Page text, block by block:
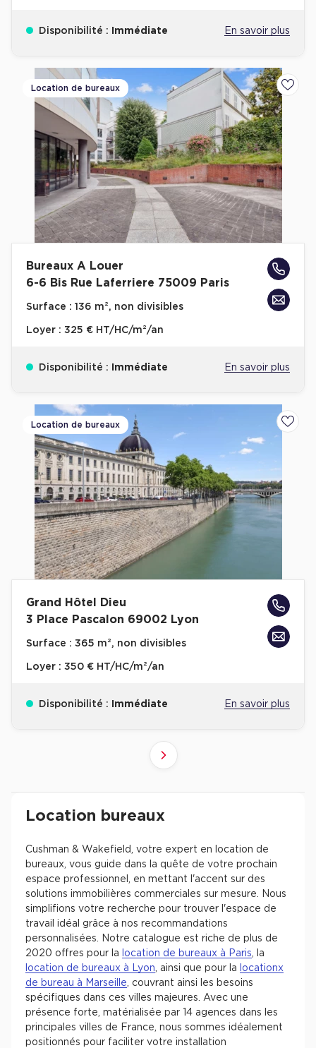
Disponibilité : Immédiate En savoir plus
Location de bureaux
Bureaux A Louer
6-6 Bis Rue Laferriere 75009 Paris
Surface : 136 m², non divisibles
Loyer : 325 € HT/HC/m²/an
Disponibilité : Immédiate En savoir plus
Location de bureaux
Grand Hôtel Dieu
3 Place Pascalon 69002 Lyon
Surface : 365 m², non divisibles
Loyer : 350 € HT/HC/m²/an
Disponibilité : Immédiate En savoir plus
Suivant
Revenir à l'accueil -
Location bureaux
Cushman & Wakefield, votre expert en location de
bureaux, vous guide dans la quête de votre prochain
espace professionnel, en mettant l'accent sur des
solutions immobilières commerciales sur mesure. Nous
simplifions votre recherche pour trouver l'espace de
travail idéal grâce à nos recommandations
personnalisées. Notre catalogue est riche de plus de
2020 offres pour la
location de bureaux à Paris, la
location de bureaux à Lyon, ainsi que pour la
locationx
de bureau à Marseille, couvrant ainsi les besoins
spécifiques dans ces villes majeures. Avec une
présence forte, matérialisée par 14 agences dans les
principales villes de France, nous sommes idéalement
positionnés pour faciliter votre installation